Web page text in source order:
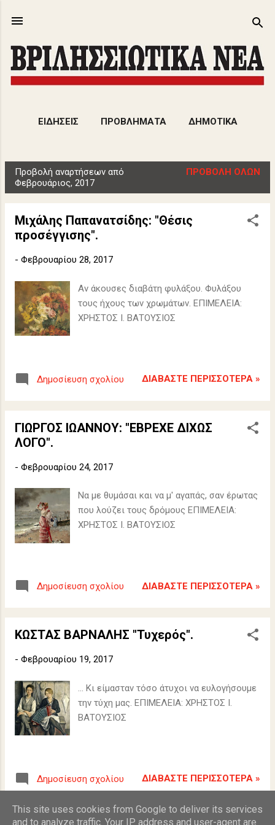
ΕΙΔΗΣΕΙΣ ΠΡΟΒΛΗΜΑΤΑ ΔΗΜΟΤΙΚΑ
ΠΟΛΙΤΙΣΜΟΣ
ν
Προβολή αναρτήσεων από
Φεβρουάριος, 2017
ΠΡΟΒΟΛΉ ΌΛΩΝ
Μιχάλης Παπανατσίδης: "Θέσις
προσέγγισης".
- Φεβρουαρίου 28, 2017
Αν άκουσες διαβάτη φυλάξου. Φυλάξου
τους ήχους των χρωμάτων. ΕΠΙΜΕΛΕΙΑ:
ΧΡΗΣΤΟΣ Ι. ΒΑΤΟΥΣΙΟΣ
Δημοσίευση σχολίου ΔΙΑΒΆΣΤΕ ΠΕΡΙΣΣΌΤΕΡΑ »
ΓΙΩΡΓΟΣ ΙΩΑΝΝΟΥ: "ΕΒΡΕΧΕ ΔΙΧΩΣ
ΛΟΓΟ".
- Φεβρουαρίου 24, 2017
Να με θυμάσαι και να μ' αγαπάς, σαν έρωτας
που λούζει τους δρόμους ΕΠΙΜΕΛΕΙΑ:
ΧΡΗΣΤΟΣ Ι. ΒΑΤΟΥΣΙΟΣ
Δημοσίευση σχολίου ΔΙΑΒΆΣΤΕ ΠΕΡΙΣΣΌΤΕΡΑ »
ΚΩΣΤΑΣ ΒΑΡΝΑΛΗΣ "Τυχερός".
- Φεβρουαρίου 19, 2017
... Κι είμασταν τόσο άτυχοι να ευλογήσουμε
την τύχη μας. ΕΠΙΜΕΛΕΙΑ: ΧΡΗΣΤΟΣ Ι.
ΒΑΤΟΥΣΙΟΣ
Δημοσίευση σχολίου ΔΙΑΒΆΣΤΕ ΠΕΡΙΣΣΌΤΕΡΑ »
This site uses cookies from Google to deliver its services
and to analyze traffic. Your IP address and user-agent are